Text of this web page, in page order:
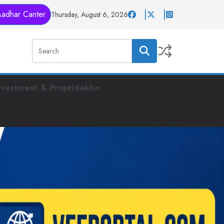
Canter Thursday, August 6, 2026
& Proptidekho